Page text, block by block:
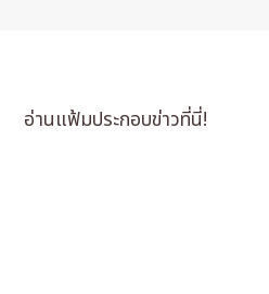
อ่านแฟ้มประกอบข่าวที่นี่!